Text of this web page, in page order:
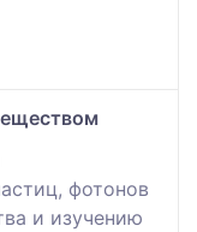
фотонов
и изучению